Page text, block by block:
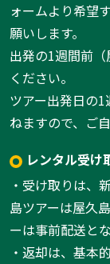
ォームより希望
願いします。
出発の1週間前
ください。
ツアー出発日の
ねますので、ご
レンタル受け
・受け取りは、
島ツアーは屋久
ーは事前配送とな
・返却は、基本